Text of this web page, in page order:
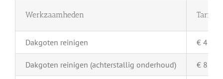
Werkzaamheden Tarief
Dakgoten reinigen € 4,-
Dakgoten reinigen (achterstallig onderhoud) € 8,-